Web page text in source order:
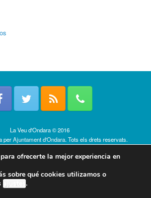
La Veu d'Ondara © 2016
perAjuntament d'Ondara. Tots els drets reservats.
ofrecerte la mejor experiencia en
sobre qué cookies utilizamos o
ajustes.